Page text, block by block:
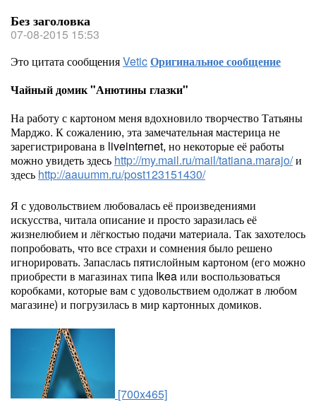
Без заголовка
07-08-2015 15:53
Это цитата сообщенияVeticОригинальное сообщение
Чайный домик "Анютины глазки"
На работу с картоном меня вдохновило творчество Татьяны
Марджо. К сожалению, эта замечательная мастерица не
зарегистрирована в liveinternet, но некоторые её работы
можно увидеть здесь http://my.mail.ru/mail/tatiana.marajo/и
здесь http://aauumm.ru/post123151430/
Я с удовольствием любовалась её произведениями
искусства, читала описание и просто заразилась её
жизнелюбием и лёгкостью подачи материала. Так захотелось
попробовать, что все страхи и сомнения было решено
игнорировать. Запаслась пятислойным картоном (его можно
приобрести в магазинах типа Ikea или воспользоваться
коробками, которые вам с удовольствием одолжат в любом
магазине) и погрузилась в мир картонных домиков.
[700x465]